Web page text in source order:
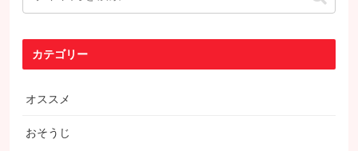
カテゴリー
オススメ
おそうじ